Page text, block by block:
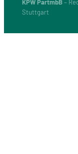
KPW PartmbB–
Stuttgart